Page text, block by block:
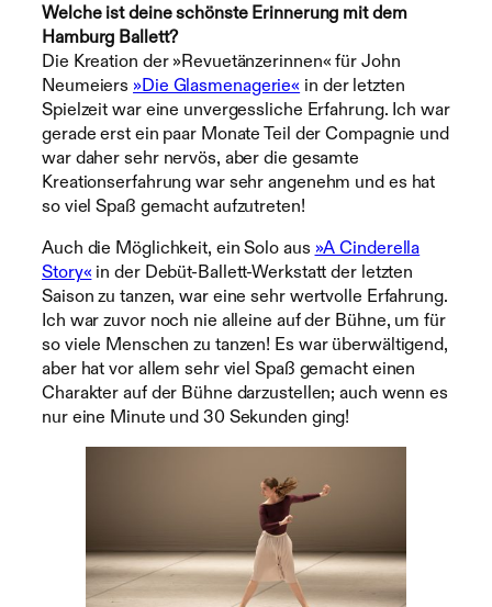
Welche ist deine schönste Erinnerung mit dem
Hamburg Ballett?
Die Kreation der »Revuetänzerinnen« für John
Neumeiers »Die Glasmenagerie« in der letzten
Spielzeit war eine unvergessliche Erfahrung. Ich war
gerade erst ein paar Monate Teil der Compagnie und
war daher sehr nervös, aber die gesamte
Kreationserfahrung war sehr angenehm und es hat
so viel Spaß gemacht aufzutreten!
Auch die Möglichkeit, ein Solo aus »A Cinderella
Story« in der Debüt-Ballett-Werkstatt der letzten
Saison zu tanzen, war eine sehr wertvolle Erfahrung.
Ich war zuvor noch nie alleine auf der Bühne, um für
so viele Menschen zu tanzen! Es war überwältigend,
aber hat vor allem sehr viel Spaß gemacht einen
Charakter auf der Bühne darzustellen; auch wenn es
nur eine Minute und 30 Sekunden ging!